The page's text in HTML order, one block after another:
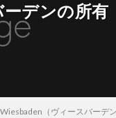
デンの所有
（ヴィースバーデ